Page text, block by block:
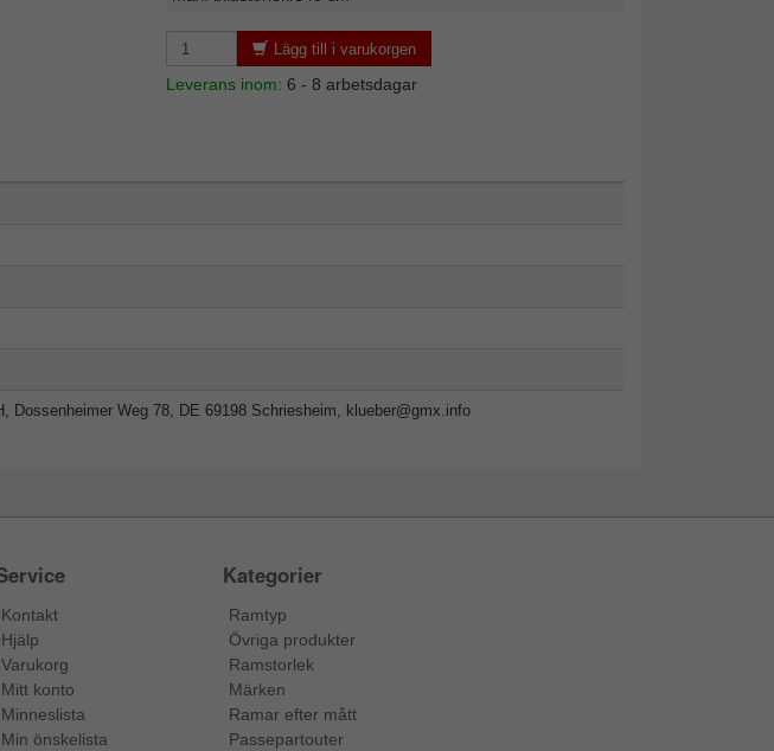
Lägg till i varukorgen
Leverans inom: 6 - 8 arbetsdagar
Dossenheimer Weg 78, DE 69198 Schriesheim, klueber@gmx.info
Kontakt
Hjälp
Varukorg
Mitt konto
Minneslista
Min önskelista
Kategorier
Ramtyp
Övriga produkter
Ramstorlek
Märken
Ramar efter mått
Passepartouter